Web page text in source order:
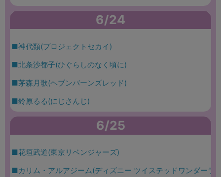
6/24
■神代類(プロジェクトセカイ)
■北条沙都子(ひぐらしのなく頃に)
■茅森月歌(ヘブンバーンズレッド)
■鈴原るる(にじさんじ)
6/25
■花垣武道(東京リベンジャーズ)
■カリム・アルアジーム(ディズニー ツイステッドワンダーラ